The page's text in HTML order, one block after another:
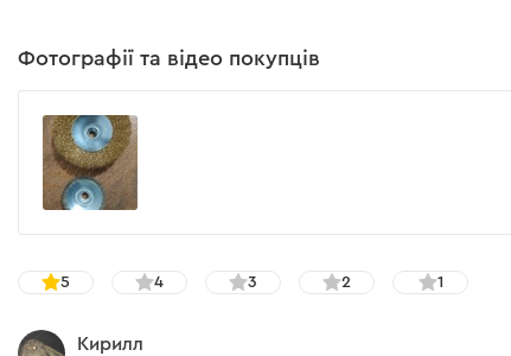
Фотографії та відео покупців
5 4 3 2 1
Кирилл